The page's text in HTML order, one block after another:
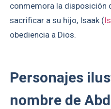
conmemora la disposición
sacrificar a su hijo, Isaak (
obediencia a Dios.
Personajes
nombre de